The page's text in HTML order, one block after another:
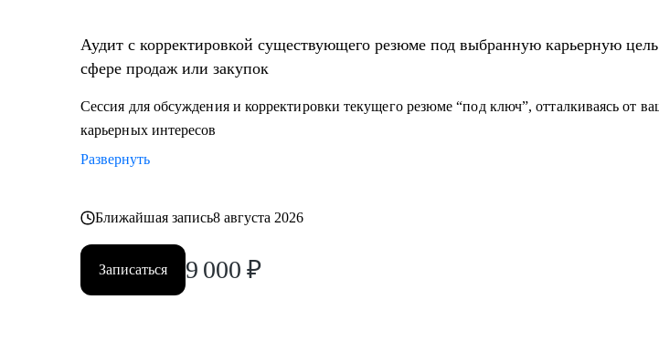
• Составление резюме или корректировка существующего (это ваша история, поэтому лучше,
автор вы)
• Подготовка к собеседованию на разных этапах (рекрутер, внутренний HR, нанимающий
• Помощь в подготовке к прохождению тестирования SHL
Кому могу помочь:
Начинающим и опытным специалистам в областях:
• продаж и закупок FMCG
Аудит с корректировкой существующего резюме под выбранную карьерную
сфере продаж или закупок
Сессия для обсуждения и корректировки текущего резюме “под ключ”, отталкиваясь от
карьерных интересов
Развернуть
Ближайшая запись8 августа 2026
Записаться 9 000 ₽